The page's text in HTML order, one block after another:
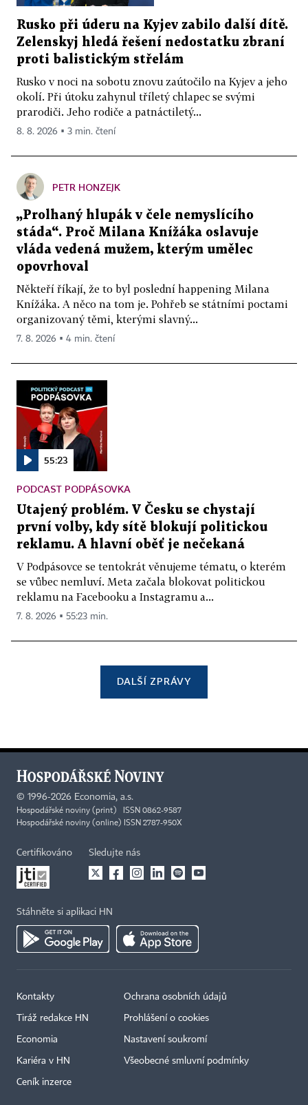
Rusko při úderu na Kyjev zabilo další dítě.
Zelenskyj hledá řešení nedostatku zbraní
proti balistickým střelám
Rusko v noci na sobotu znovu zaútočilo na Kyjev a jeho
okolí. Při útoku zahynul tříletý chlapec se svými
prarodiči. Jeho rodiče a patnáctiletý...
8. 8. 2026 ▪ 3 min. čtení
PETR HONZEJK
„Prolhaný hlupák v čele nemyslícího
stáda“. Proč Milana Knížáka oslavuje
vláda vedená mužem, kterým umělec
opovrhoval
Někteří říkají, že to byl poslední happening Milana
Knížáka. A něco na tom je. Pohřeb se státními poctami
organizovaný těmi, kterými slavný...
7. 8. 2026 ▪ 4 min. čtení
55:23
PODCAST PODPÁSOVKA
Utajený problém. V Česku se chystají
první volby, kdy sítě blokují politickou
reklamu. A hlavní oběť je nečekaná
V Podpásovce se tentokrát věnujeme tématu, o kterém
se vůbec nemluví. Meta začala blokovat politickou
reklamu na Facebooku a Instagramu a...
7. 8. 2026 ▪ 55:23 min.
DALŠÍ ZPRÁVY
© 1996-2026 Economia, a.s.
Hospodářské noviny (print) ISSN 0862-9587
Hospodářské noviny (online) ISSN 2787-950X
Certifikováno Sledujte nás
Stáhněte si aplikaci HN
Kontakty
Tiráž redakce HN
Economia
Kariéra v HN
Ceník inzerce
Ochrana osobních údajů
Prohlášení o cookies
Nastavení soukromí
Všeobecné smluvní podmínky